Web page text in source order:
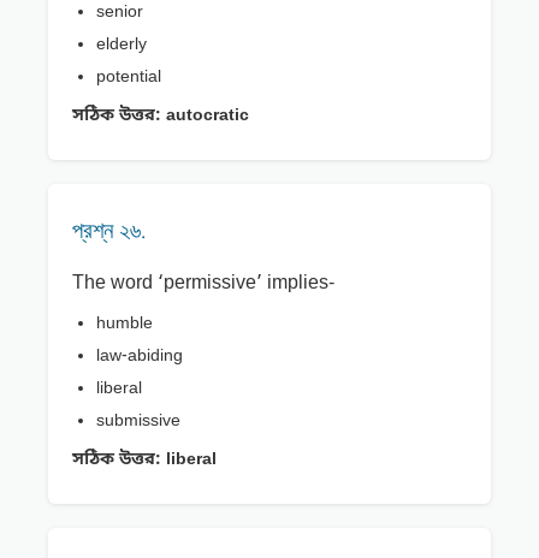
senior
elderly
potential
সঠিক উত্তর: autocratic
প্রশ্ন ২৬.
The word ‘permissive’ implies-
humble
law-abiding
liberal
submissive
সঠিক উত্তর: liberal